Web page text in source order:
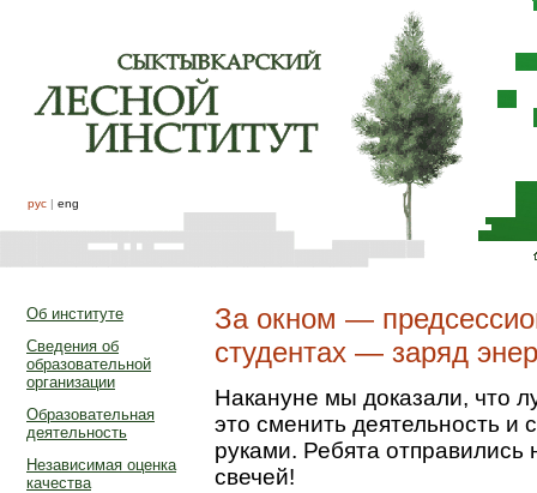
рус | eng
Об институте
Сведения об
образовательной
организации
Образовательная
деятельность
Независимая оценка
качества
За окном —
студентах — заряд
Накануне мы доказали, что
это сменить деятельность и
руками. Ребята
свечей!